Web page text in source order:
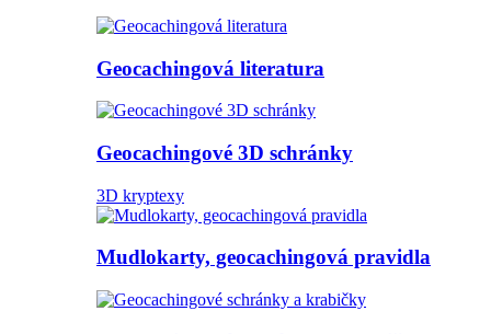
Geocachingová literatura
Geocachingové 3D schránky
3D kryptexy
Mudlokarty, geocachingová pravidla